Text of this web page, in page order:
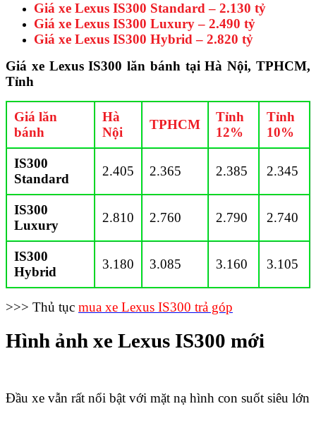
Giá xe Lexus IS300 Standard – 2.130 tỷ
Giá xe Lexus IS300 Luxury – 2.490 tỷ
Giá xe Lexus IS300 Hybrid – 2.820 tỷ
Giá xe Lexus IS300 lăn bánh tại Hà Nội, TPHCM,
Tỉnh
Giá lăn
bánh
Hà
Nội
TPHCM
Tỉnh
12%
Tỉnh
10%
IS300
Standard
2.405 2.365 2.385 2.345
IS300
Luxury
2.810 2.760 2.790 2.740
IS300
Hybrid
3.180 3.085 3.160 3.105
>>> Thủ tục mua xe Lexus IS300 trả góp
Hình ảnh xe Lexus IS300 mới
Đầu xe vẫn rất nổi bật với mặt nạ hình con suốt siêu lớn